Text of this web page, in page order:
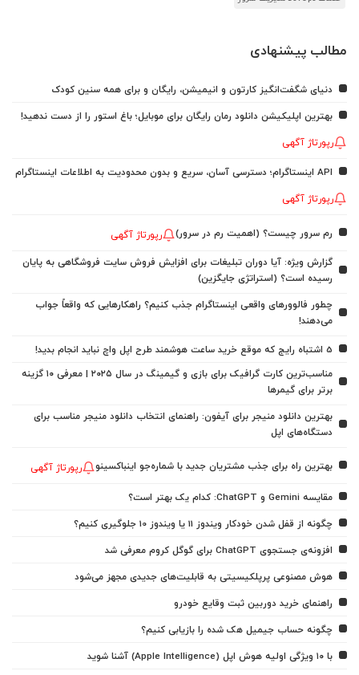
مطالب پیشنهادی
دنیای شگفت‌انگیز کارتون و انیمیشن، رایگان و برای همه سنین کودک
بهترین اپلیکیشن دانلود رمان رایگان برای موبایل؛ باغ استور را از دست ندهید!
رپورتاژ آگهی
API اینستاگرام؛ دسترسی آسان، سریع و بدون محدودیت به اطلاعات اینستاگرام
رپورتاژ آگهی
رم سرور چیست؟ (اهمیت رم در سرور) رپورتاژ آگهی
گزارش ویژه: آیا دوران تبلیغات برای افزایش فروش سایت فروشگاهی به پایان
رسیده است؟ (استراتژی جایگزین)
چطور فالوورهای واقعی اینستاگرام جذب کنیم؟ راهکارهایی که واقعاً جواب
می‌دهند!
5 اشتباه رایج که موقع خرید ساعت هوشمند طرح اپل واچ نباید انجام بدید!
مناسب‌ترین کارت گرافیک برای بازی و گیمینگ در سال ۲۰۲۵ | معرفی ۱۰ گزینه
برتر برای گیمرها
بهترین دانلود منیجر برای آیفون: راهنمای انتخاب دانلود منیجر مناسب برای
دستگاه‌های اپل
بهترین راه برای جذب مشتریان جدید با شماره‌جو اینباکسینو رپورتاژ آگهی
مقایسه Gemini و ChatGPT: کدام یک بهتر است؟
چگونه از قفل شدن خودکار ویندوز 11 یا ویندوز 10 جلوگیری کنیم؟
افزونه‌ی جستجوی ChatGPT برای گوگل کروم معرفی شد
هوش مصنوعی پرپلکیسیتی به قابلیت‌های جدیدی مجهز می‌شود
راهنمای خرید دوربین ثبت وقایع خودرو
چگونه حساب جیمیل هک شده را بازیابی کنیم؟
با ۱۰ ویژگی اولیه هوش اپل (Apple Intelligence) آشنا شوید